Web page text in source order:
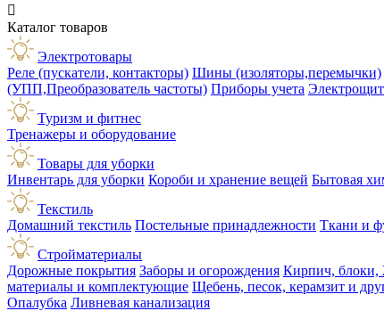

Каталог товаров
Электротовары
Реле (пускатели, контакторы) Шины (изоляторы,перемычки)
(УПП,Преобразователь частоты) Приборы учета
Туризм и фитнес
Тренажеры и оборудование
Товары для уборки
Инвентарь для уборки Короби и хранение вещей Бытовая
Текстиль
Домашний текстиль Постельные принадлежности Ткани и
Стройматериалы
Дорожные покрытия Заборы и огорождения Кирпич,
материалы и комплектующие Щебень, песок, керамзит и
Опалубка Ливневая канализация